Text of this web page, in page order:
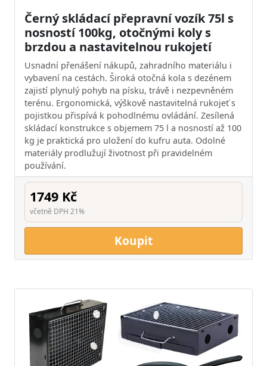
Černý skládací přepravní vozík 75l s
nosností 100kg, otočnými koly s
brzdou a nastavitelnou rukojetí
Usnadní přenášení nákupů, zahradního materiálu i
vybavení na cestách. Široká otočná kola s dezénem
zajistí plynulý pohyb na písku, trávě i nezpevněném
terénu. Ergonomická, výškově nastavitelná rukojeť s
pojistkou přispívá k pohodlnému ovládání. Zesílená
skládací konstrukce s objemem 75 l a nosností až 100
kg je praktická pro uložení do kufru auta. Odolné
materiály prodlužují životnost při pravidelném
používání.
1749 Kč
včetně DPH 21%
Koupit